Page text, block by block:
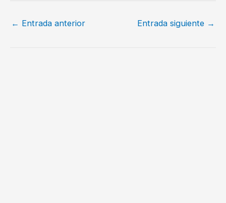
← Entrada anterior Entrada siguiente →